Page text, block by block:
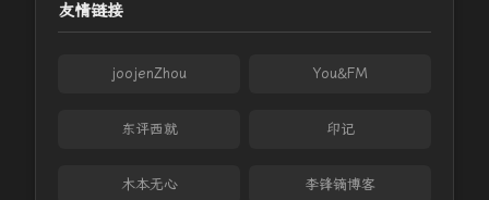
友情链接
joojenZhou You&FM
东评西就 印记
木本无心 李锋镝博客